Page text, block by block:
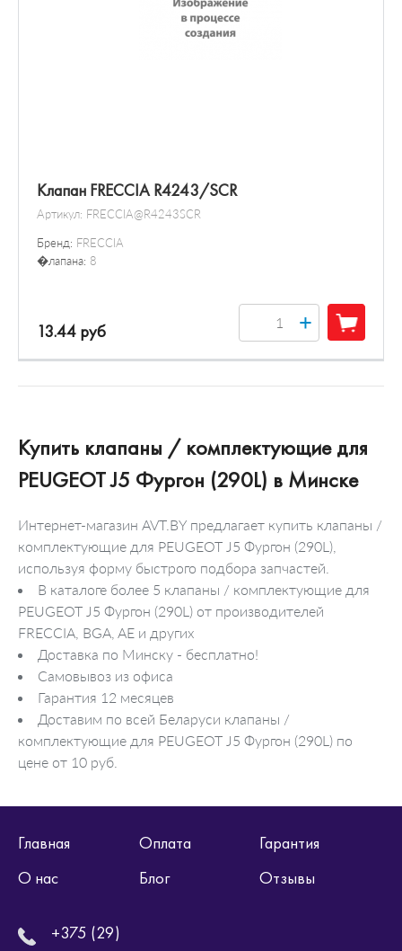
Клапан FRECCIA R4243/SCR
Артикул: FRECCIA@R4243SCR
Бренд: FRECCIA
�лапана: 8
13.44 руб +
Купить клапаны / комплектующие для
PEUGEOT J5 Фургон (290L) в Минске
Интернет-магазин AVT.BY предлагает купить клапаны /
комплектующие для PEUGEOT J5 Фургон (290L),
используя форму быстрого подбора запчастей.
В каталоге более 5 клапаны / комплектующие для
PEUGEOT J5 Фургон (290L) от производителей
FRECCIA, BGA, AE и других
Доставка по Минску - бесплатно!
Самовывоз из офиса
Гарантия 12 месяцев
Доставим по всей Беларуси клапаны /
комплектующие для PEUGEOT J5 Фургон (290L) по
цене от 10 руб.
Главная Оплата
Гарантия
О нас
Блог Отзывы
+375 (29)